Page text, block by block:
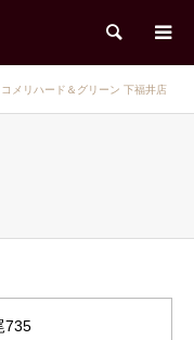
検索
コメリハード＆グリーン 下福井店
735